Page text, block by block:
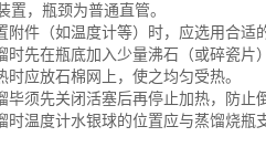
置，瓶颈为普通直管。
附件（如温度计等）时，应选用合适
时先在瓶底加入少量沸石（或碎瓷片
时应放石棉网上，使之均匀受热。
毕须先关闭活塞后再停止加热，防止
时温度计水银球的位置应与蒸馏烧瓶